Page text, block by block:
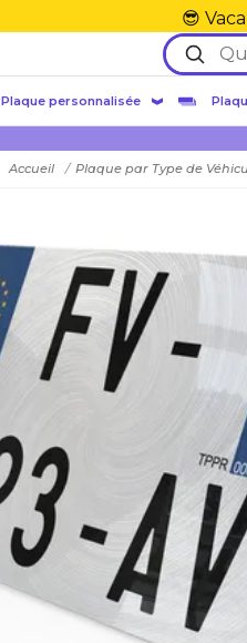
😎
Plaque personnalisée
Accueil Plaque par Type de